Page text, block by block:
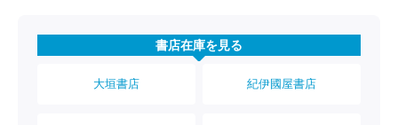
書店在庫を見る
大垣書店 紀伊國屋書店